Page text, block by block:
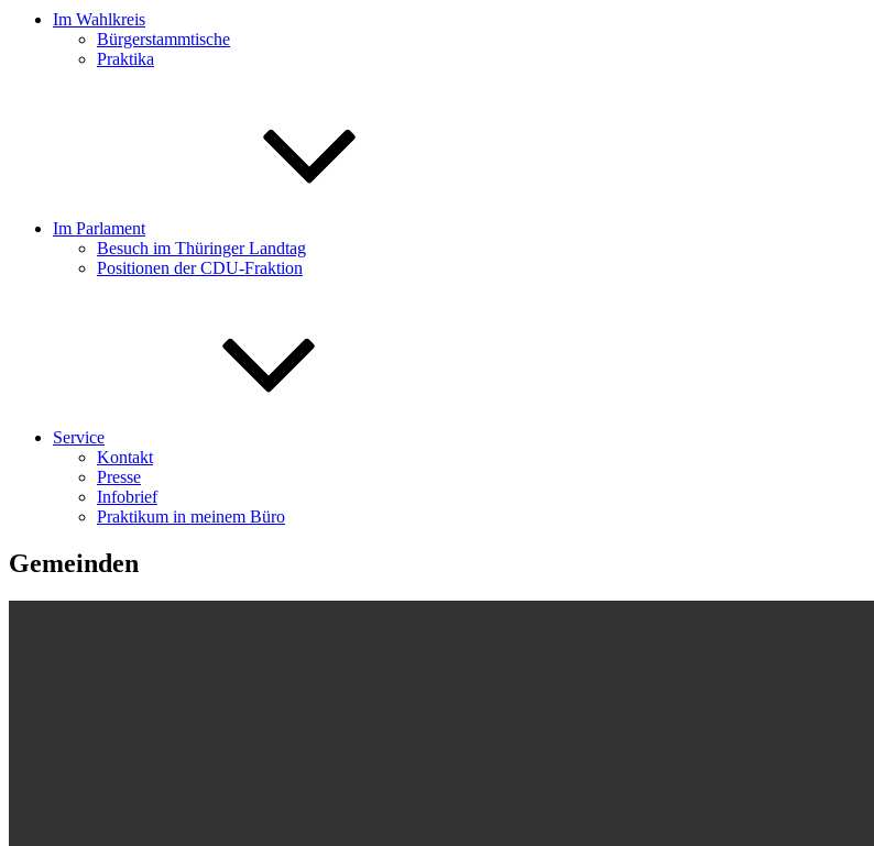
Im Wahlkreis
Bürgerstammtische
Praktika
Im Parlament
Besuch im Thüringer Landtag
Positionen der CDU-Fraktion
Service
Kontakt
Presse
Infobrief
Praktikum in meinem Büro
Gemeinden